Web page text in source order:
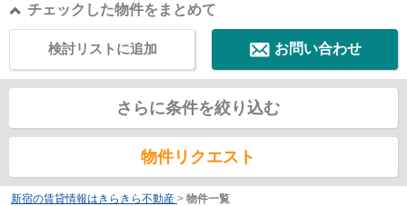
チェックした物件をまとめて
お問い合わせ
検討リストに追加
さらに条件を絞り込む
物件リクエスト
新宿の賃貸情報はきらきら不動産 > 物件一覧